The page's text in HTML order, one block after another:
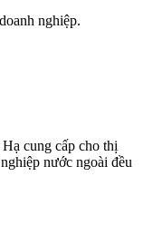
nghiệp.
cung cấp cho thị
nước ngoài đều